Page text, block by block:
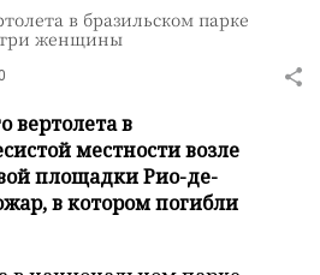
в бразильском парке
три женщины
вертолета в
местности возле
площадки Рио-де-
в котором погибли